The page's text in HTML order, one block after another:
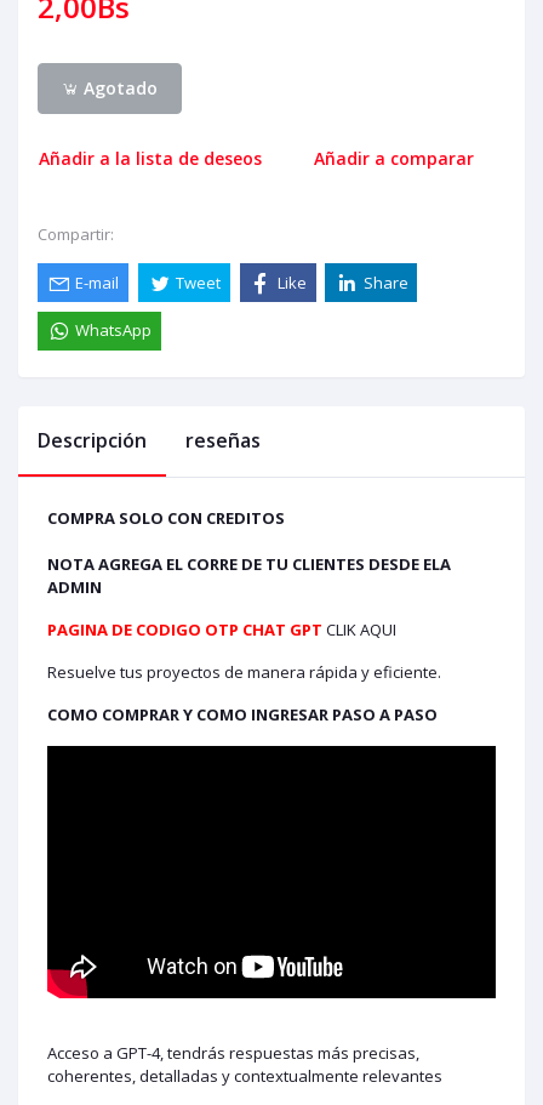
Agotado
Añadir a la lista de deseos Añadir a comparar
Compartir:
E-mail Tweet Like Share
WhatsApp
Descripción reseñas
COMPRA SOLO CON CREDITOS
NOTA AGREGA EL CORRE DE TU CLIENTES DESDE ELA
ADMIN
PAGINA DE CODIGO OTP CHAT GPT CLIK AQUI
Resuelve tus proyectos de manera rápida y eficiente.
COMO COMPRAR Y COMO INGRESAR PASO A PASO
Acceso a GPT-4, tendrás respuestas más precisas,
coherentes, detalladas y contextualmente relevantes